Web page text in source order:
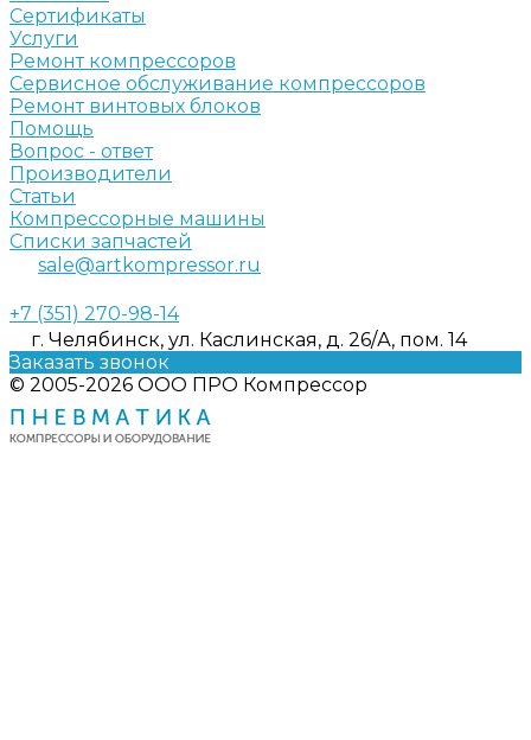
Сертификаты
Услуги
Ремонт компрессоров
Сервисное обслуживание компрессоров
Ремонт винтовых блоков
Помощь
Вопрос - ответ
Производители
Статьи
Компрессорные машины
Списки запчастей
sale@artkompressor.ru
+7 (351) 270-98-14
г. Челябинск, ул. Каслинская, д. 26/А, пом. 14
Заказать звонок
© 2005-2026 ООО ПРО Компрессор